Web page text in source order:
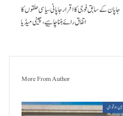
جاپان کے سابق فوجی کا اقرار جاپانی سیاسی حلقوں کا
اتفاق رائے بننا چاہیے، چینی میڈیا
More From Author
بین الاقوامی